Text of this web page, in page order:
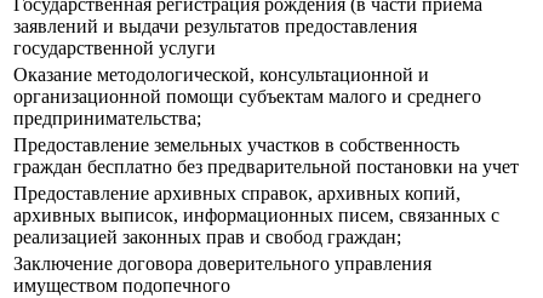
Государственная регистрация рождения (в части приема
заявлений и выдачи результатов предоставления
государственной услуги
Оказание методологической, консультационной и
организационной помощи субъектам малого и среднего
предпринимательства;
Предоставление земельных участков в собственность
граждан бесплатно без предварительной постановки на учет
Предоставление архивных справок, архивных копий,
архивных выписок, информационных писем, связанных с
реализацией законных прав и свобод граждан;
Заключение договора доверительного управления
имуществом подопечного